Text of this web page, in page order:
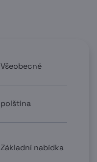
Všeobecné
polština
Základní nabídka